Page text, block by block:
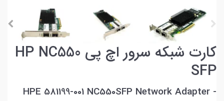
کارت شبکه سرور اچ پی HP NC550
SFP
HPE 581199-001 NC550SFP Network Adapter -